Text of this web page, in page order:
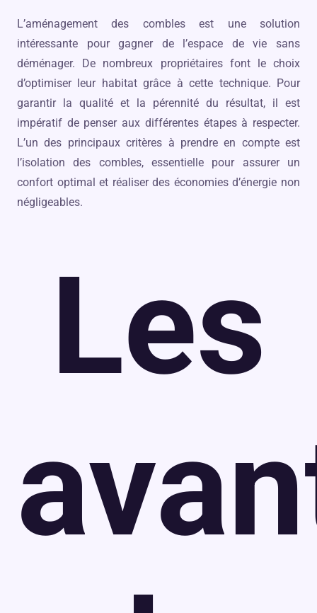
L’aménagement des combles est une solution
intéressante pour gagner de l’espace de vie sans
déménager. De nombreux propriétaires font le choix
d’optimiser leur habitat grâce à cette technique. Pour
garantir la qualité et la pérennité du résultat, il est
impératif de penser aux différentes étapes à respecter.
L’un des principaux critères à prendre en compte est
l’isolation des combles, essentielle pour assurer un
confort optimal et réaliser des économies d’énergie non
négligeables.
Les